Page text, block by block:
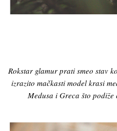
Rokstar glamur prati smeo stav
izrazito mačkasti model krasi
Medusa i Greca što